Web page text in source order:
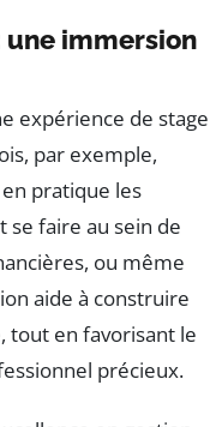
immersion
expérience de stage
par exemple,
pratique les
se faire au sein de
ou même
aide à construire
tout en favorisant le
précieux.